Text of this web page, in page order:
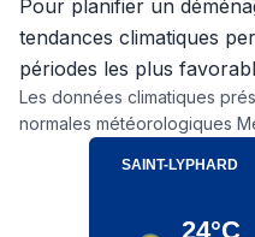
Pour planifier un
tendances climatiques
périodes les plus
Les données climatiques
normales météorologiques